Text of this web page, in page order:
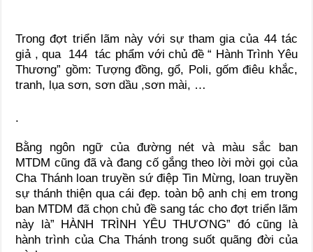
Trong đợt triển lãm này với sự tham gia của 44 tác
giả , qua 144 tác phẩm với chủ đề “ Hành Trình Yêu
Thương” gồm: Tượng đồng, gổ, Poli, gốm điêu khắc,
tranh, lụa sơn, sơn dầu ,sơn mài, …
.
Bằng ngôn ngữ của đường nét và màu sắc ban
MTDM cũng đã và đang cố gắng theo lời mời gọi của
Cha Thánh loan truyền sứ điệp Tin Mừng, loan truyền
sự thánh thiện qua cái đẹp. toàn bộ anh chị em trong
ban MTDM đã chọn chủ đề sang tác cho đợt triển lãm
này là” HÀNH TRÌNH YÊU THƯƠNG” đó cũng là
hành trình của Cha Thánh trong suốt quãng đời của